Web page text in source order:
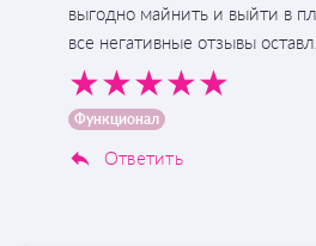
выгодно майнить и выйти в
все негативные отзывы
Функционал
Ответить